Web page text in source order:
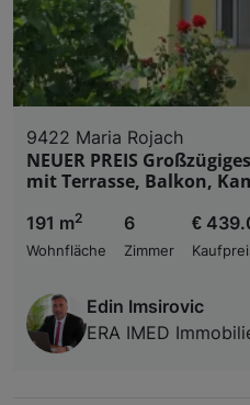
9422 Maria Rojach
NEUER PREIS
mit Terrasse, Balkon,
191 m2
Wohnfläche
6
Zimmer
€
Edin Imsirovic
ERA IMED